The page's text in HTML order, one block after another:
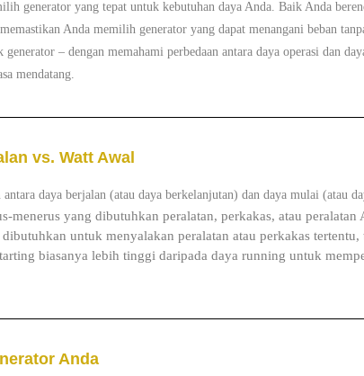
generator yang tepat untuk kebutuhan daya Anda. Baik Anda
Anda memilih generator yang dapat menangani beban
– dengan memahami perbedaan antara daya operasi dan
mendatang.
vs. Watt Awal
daya berjalan (atau daya berkelanjutan) dan daya mulai (atau
menerus yang dibutuhkan peralatan, perkakas, atau peralatan
untuk menyalakan peralatan atau perkakas
biasanya lebih tinggi daripada daya running untuk
Anda